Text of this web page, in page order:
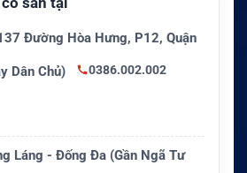
Đường Hòa Hưng, P12, Quận
Dân Chủ) 0386.002.002
Láng - Đống Đa (Gần Ngã Tư